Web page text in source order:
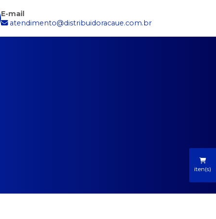
E-mail
atendimento@distribuidoracaue.com.br
iten(s)